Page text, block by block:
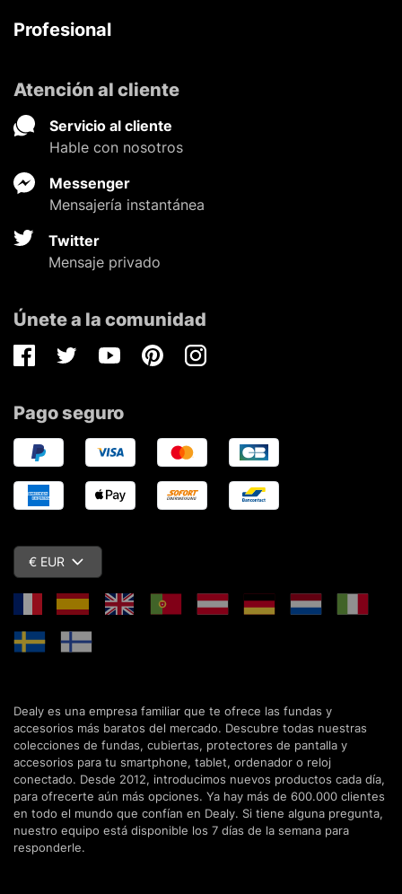
Profesional
Atención al cliente
Servicio al cliente
Hable con nosotros
Messenger
Mensajería instantánea
Twitter
Mensaje privado
Únete a la comunidad
FacebookTwitterYoutubePinterestInstagram
Pago seguro
€ EUR
Dealy es una empresa familiar que te ofrece las fundas y
accesorios más baratos del mercado. Descubre todas nuestras
colecciones de fundas, cubiertas, protectores de pantalla y
accesorios para tu smartphone, tablet, ordenador o reloj
conectado. Desde 2012, introducimos nuevos productos cada día,
para ofrecerte aún más opciones. Ya hay más de 600.000 clientes
en todo el mundo que confían en Dealy. Si tiene alguna pregunta,
nuestro equipo está disponible los 7 días de la semana para
responderle.